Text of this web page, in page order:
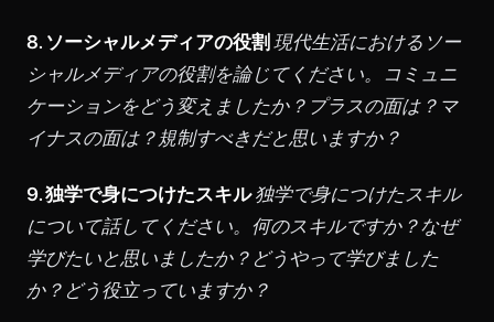
8. ソーシャルメディアの役割 現代生活におけるソー
シャルメディアの役割を論じてください。コミュニ
ケーションをどう変えましたか？プラスの面は？マ
イナスの面は？規制すべきだと思いますか？
9. 独学で身につけたスキル 独学で身につけたスキル
について話してください。何のスキルですか？なぜ
学びたいと思いましたか？どうやって学びました
か？どう役立っていますか？